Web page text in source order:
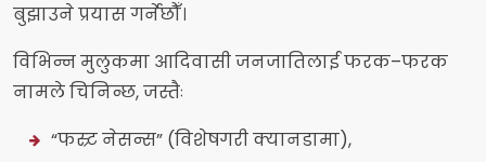
बुझाउने प्रयास गर्नेछौँ।
विभिन्न मुलुकमा आदिवासी जनजातिलाई फरक–फरक
नामले चिनिन्छ, जस्तैः
“फस्र्ट नेसन्स” (विशेषगरी क्यानडामा),